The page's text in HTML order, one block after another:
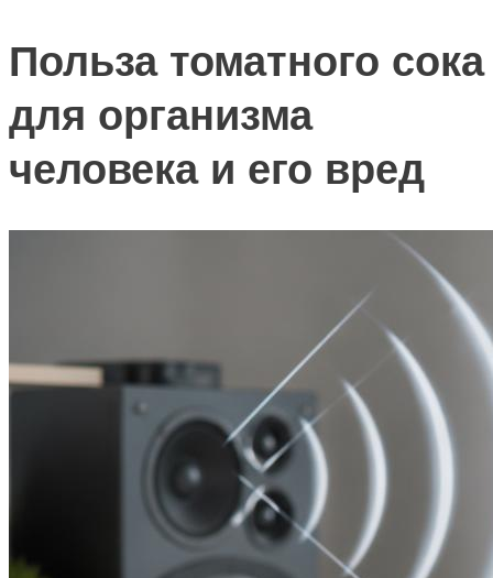
Польза томатного сока
для организма
человека и его вред